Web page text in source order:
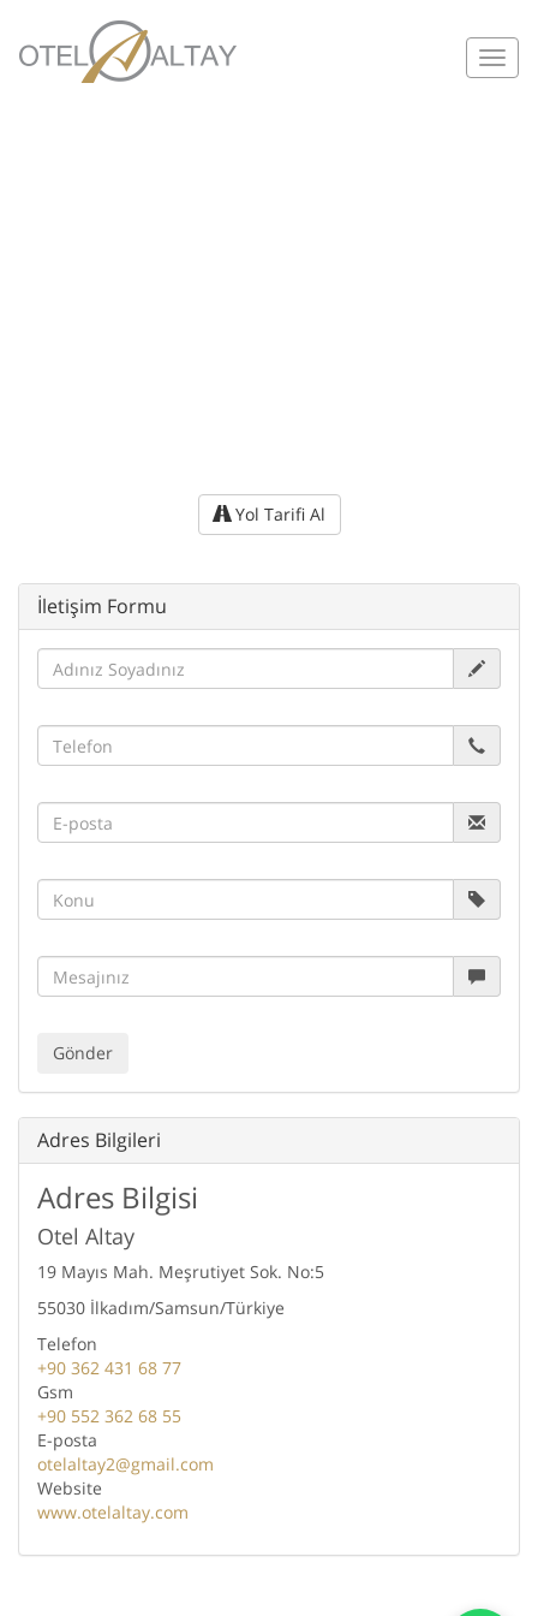
Yol Tarifi Al
İletişim Formu
Gönder
Adres Bilgileri
Adres Bilgisi
Otel Altay
19 Mayıs Mah. Meşrutiyet Sok. No:5
55030 İlkadım/Samsun/Türkiye
Telefon
+90 362 431 68 77
Gsm
+90 552 362 68 55
E-posta
otelaltay2@gmail.com
Website
www.otelaltay.com